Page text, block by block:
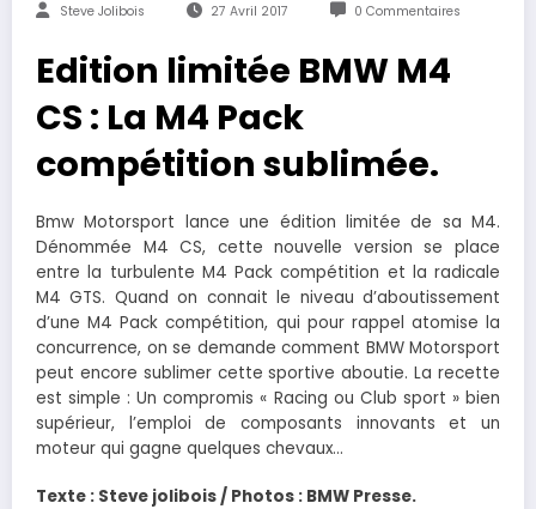
Steve Jolibois 27 Avril 2017 0 Commentaires
Edition limitée BMW M4
CS : La M4 Pack
compétition sublimée.
Bmw Motorsport lance une édition limitée de sa M4.
Dénommée M4 CS, cette nouvelle version se place
entre la turbulente M4 Pack compétition et la radicale
M4 GTS. Quand on connait le niveau d’aboutissement
d’une M4 Pack compétition, qui pour rappel atomise la
concurrence, on se demande comment BMW Motorsport
peut encore sublimer cette sportive aboutie. La recette
est simple : Un compromis « Racing ou Club sport » bien
supérieur, l’emploi de composants innovants et un
moteur qui gagne quelques chevaux…
Texte : Steve jolibois / Photos : BMW Presse.